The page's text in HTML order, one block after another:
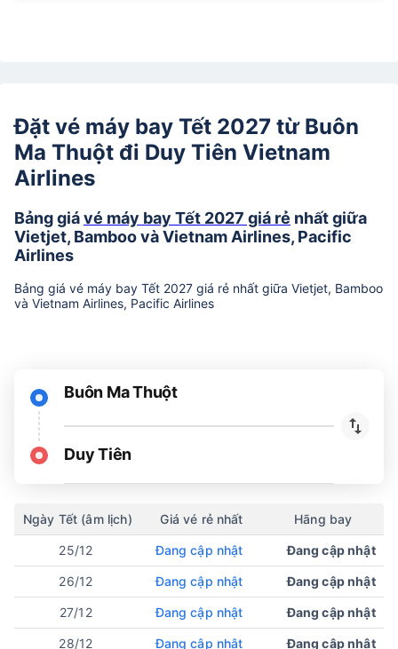
Đặt vé máy bay Tết 2027 từ Buôn
Ma Thuột đi Duy Tiên Vietnam
Airlines
Bảng giávé máy bay Tết 2027 giá rẻ nhất giữa
Vietjet, Bamboo và Vietnam Airlines, Pacific
Airlines
Bảng giá vé máy bay Tết 2027 giá rẻ nhất giữa Vietjet, Bamboo
và Vietnam Airlines, Pacific Airlines
Buôn Ma Thuột
Duy Tiên
Ngày Tết (âm lịch) Giá vé rẻ nhất Hãng bay
25/12 Đang cập nhật Đang cập nhật
26/12 Đang cập nhật Đang cập nhật
27/12 Đang cập nhật Đang cập nhật
28/12 Đang cập nhật Đang cập nhật